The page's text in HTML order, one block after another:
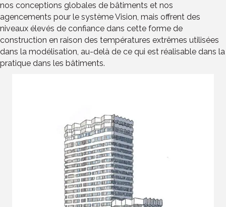
nos conceptions globales de bâtiments et nos
agencements pour le système Vision, mais offrent des
niveaux élevés de confiance dans cette forme de
construction en raison des températures extrêmes utilisées
dans la modélisation, au-delà de ce qui est réalisable dans la
pratique dans les bâtiments.